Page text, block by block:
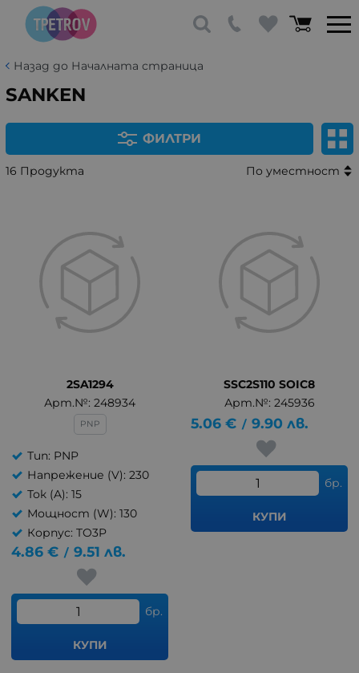
Назад до Началната страница
SANKEN
ФИЛТРИ
16 Продукта По уместност
2SA1294
Арт.№: 248934
PNP
Тип: PNP
Напрежение (V): 230
Ток (A): 15
Мощност (W): 130
Корпус: TO3P
4.86 € / 9.51 лв.
бр.
КУПИ
SSC2S110 SOIC8
Арт.№: 245936
5.06 € / 9.90 лв.
бр.
КУПИ